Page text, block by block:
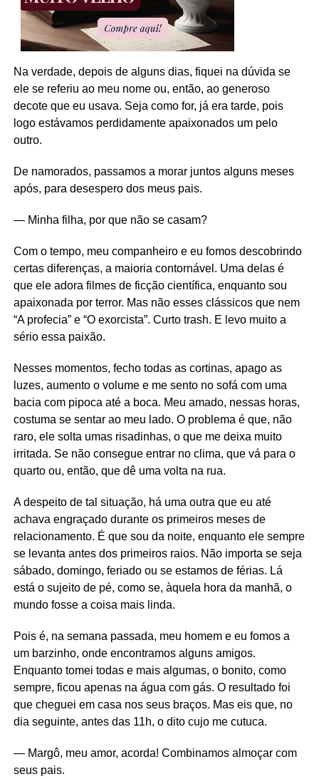
Na verdade, depois de alguns dias, fiquei na dúvida se
ele se referiu ao meu nome ou, então, ao generoso
decote que eu usava. Seja como for, já era tarde, pois
logo estávamos perdidamente apaixonados um pelo
outro.
De namorados, passamos a morar juntos alguns meses
após, para desespero dos meus pais.
— Minha filha, por que não se casam?
Com o tempo, meu companheiro e eu fomos descobrindo
certas diferenças, a maioria contornável. Uma delas é
que ele adora filmes de ficção científica, enquanto sou
apaixonada por terror. Mas não esses clássicos que nem
“A profecia” e “O exorcista”. Curto trash. E levo muito a
sério essa paixão.
Nesses momentos, fecho todas as cortinas, apago as
luzes, aumento o volume e me sento no sofá com uma
bacia com pipoca até a boca. Meu amado, nessas horas,
costuma se sentar ao meu lado. O problema é que, não
raro, ele solta umas risadinhas, o que me deixa muito
irritada. Se não consegue entrar no clima, que vá para o
quarto ou, então, que dê uma volta na rua.
A despeito de tal situação, há uma outra que eu até
achava engraçado durante os primeiros meses de
relacionamento. É que sou da noite, enquanto ele sempre
se levanta antes dos primeiros raios. Não importa se seja
sábado, domingo, feriado ou se estamos de férias. Lá
está o sujeito de pé, como se, àquela hora da manhã, o
mundo fosse a coisa mais linda.
Pois é, na semana passada, meu homem e eu fomos a
um barzinho, onde encontramos alguns amigos.
Enquanto tomei todas e mais algumas, o bonito, como
sempre, ficou apenas na água com gás. O resultado foi
que cheguei em casa nos seus braços. Mas eis que, no
dia seguinte, antes das 11h, o dito cujo me cutuca.
— Margô, meu amor, acorda! Combinamos almoçar com
seus pais.